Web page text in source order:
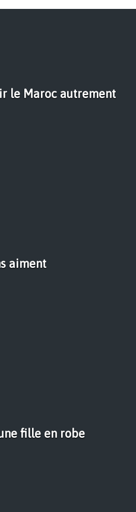
le Maroc autrement
aiment
fille en robe